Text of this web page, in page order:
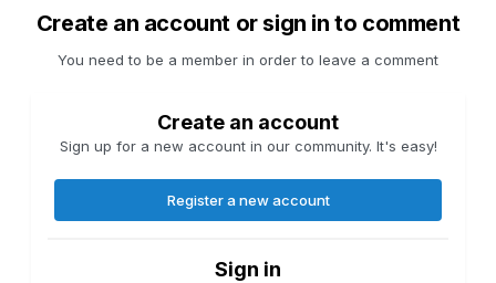
Create an account or sign in to comment
You need to be a member in order to leave a comment
Create an account
Sign up for a new account in our community. It's easy!
Register a new account
Sign in